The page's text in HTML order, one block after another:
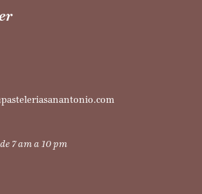
7 am a 10 pm